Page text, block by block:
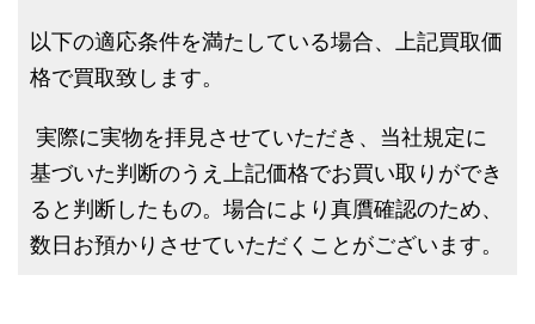
以下の適応条件を満たしている場合、上記買取価
格で買取致します。
実際に実物を拝見させていただき、当社規定に
基づいた判断のうえ上記価格でお買い取りができ
ると判断したもの。場合により真贋確認のため、
数日お預かりさせていただくことがございます。